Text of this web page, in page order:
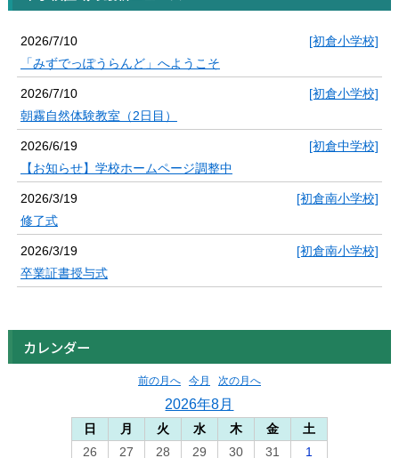
2026/7/10
[初倉小学校]
「みずでっぽうらんど」へようこそ
2026/7/10
[初倉小学校]
朝霧自然体験教室（2日目）
2026/6/19
[初倉中学校]
【お知らせ】学校ホームページ調整中
2026/3/19
[初倉南小学校]
修了式
2026/3/19
[初倉南小学校]
卒業証書授与式
カレンダー
前の月へ 今月 次の月へ
2026年8月
日 月 火 水 木 金
土
26
27 28 29 30 31 1